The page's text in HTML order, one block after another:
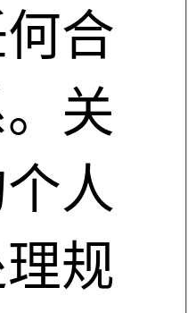
合
关
人
规